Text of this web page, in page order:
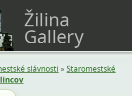
Žilina
Gallery
slávnosti »Staromestské